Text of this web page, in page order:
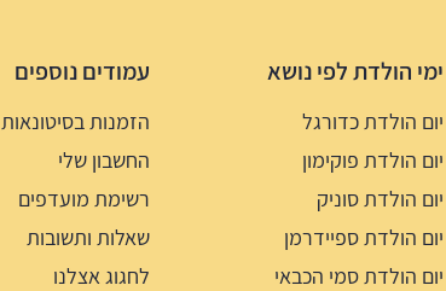
ימי הולדת לפי נושא
יום הולדת כדורגל
יום הולדת פוקימון
יום הולדת סוניק
יום הולדת ספיידרמן
יום הולדת סמי הכבאי
עמודים נוספים
הזמנות בסיטונאות
החשבון שלי
רשימת מועדפים
שאלות ותשובות
לחגוג אצלנו